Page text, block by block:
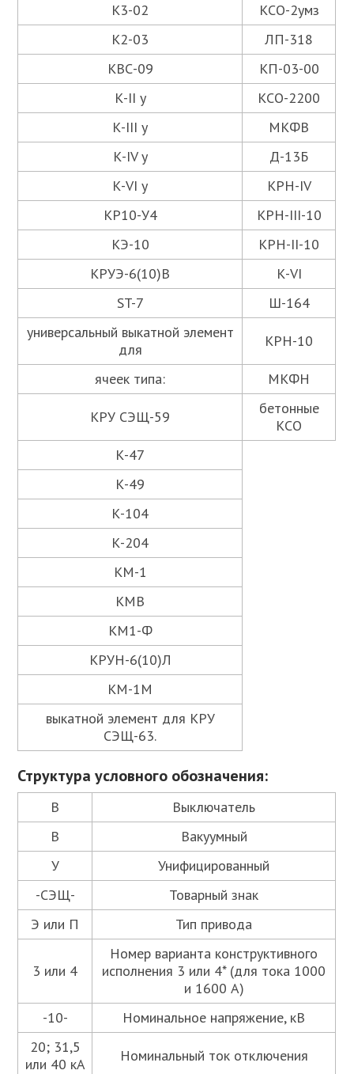
К3-02
КСО-2умз
К2-03
ЛП-318
КВС-09
КП-03-00
К-II y
КСО-2200
К-III y
МКФВ
К-IV y
Д-13Б
К-VI y
КРН-IV
КР10-У4
КРН-III-10
КЭ-10
КРН-II-10
КРУЭ-6(10)В
К-VI
ST-7
Ш-164
универсальный выкатной элемент
для
КРН-10
ячеек типа: МКФН
КРУ СЭЩ-59
бетонные
КСО
К-47
К-49
К-104
К-204
КМ-1
КМВ
КМ1-Ф
КРУН-6(10)Л
КМ-1М
выкатной элемент для КРУ
СЭЩ-63.
Структура условного обозначения:
В
Выключатель
В
Вакуумный
У
Унифицированный
-СЭЩ-
Товарный знак
Э или П
Тип привода
3 или 4
Номер варианта конструктивного
исполнения 3 или 4* (для тока 1000
и 1600 А)
-10-
Номинальное напряжение, кВ
20; 31,5
или 40 кА
Номинальный ток отключения